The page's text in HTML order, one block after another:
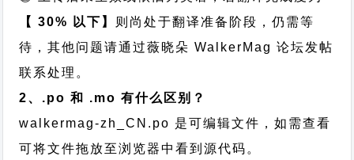
【 30% 以下】 则尚处于翻译准备阶段，仍需等
待，其他问题请通过薇晓朵 WalkerMag 论坛发帖
联系处理。
2、.po 和 .mo 有什么区别？
walkermag-zh_CN.po 是可编辑文件，如需查看
可将文件拖放至浏览器中看到源代码。